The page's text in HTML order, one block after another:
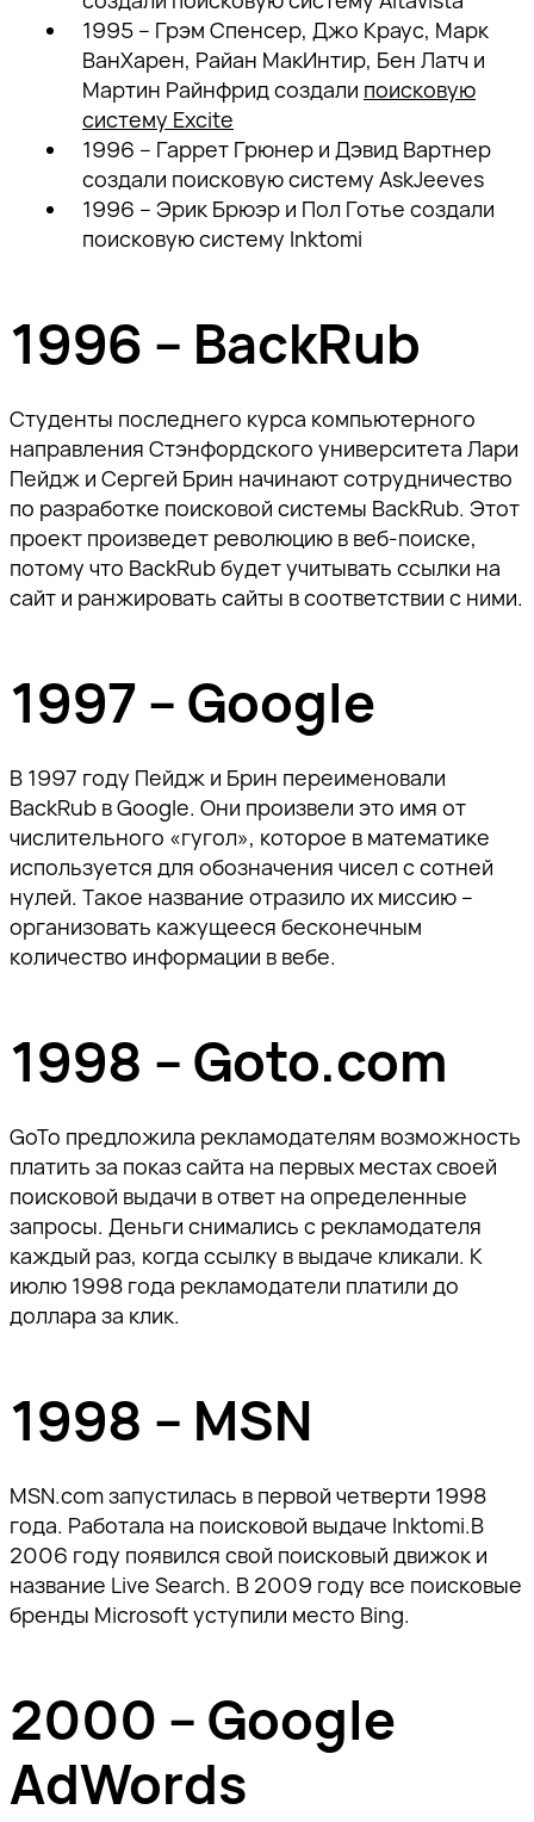
1995 – Грэм Спенсер, Джо Краус, Марк
ВанХарен, Райан МакИнтир, Бен Латч и
Мартин Райнфрид создали поисковую
систему Excite
1996 – Гаррет Грюнер и Дэвид Вартнер
создали поисковую систему AskJeeves
1996 – Эрик Брюэр и Пол Готье создали
поисковую систему Inktomi
1996 – BackRub
Студенты последнего курса компьютерного
направления Стэнфордского университета Лари
Пейдж и Сергей Брин начинают сотрудничество
по разработке поисковой системы BackRub. Этот
проект произведет революцию в веб-поиске,
потому что BackRub будет учитывать ссылки на
сайт и ранжировать сайты в соответствии с ними.
1997 – Google
В 1997 году Пейдж и Брин переименовали
BackRub в Google. Они произвели это имя от
числительного «гугол», которое в математике
используется для обозначения чисел с сотней
нулей. Такое название отразило их миссию –
организовать кажущееся бесконечным
количество информации в вебе.
1998 – Goto.com
GoTo предложила рекламодателям возможность
платить за показ сайта на первых местах своей
поисковой выдачи в ответ на определенные
запросы. Деньги снимались с рекламодателя
каждый раз, когда ссылку в выдаче кликали. К
июлю 1998 года рекламодатели платили до
доллара за клик.
1998 – MSN
MSN.com запустилась в первой четверти 1998
года. Работала на поисковой выдаче Inktomi.В
2006 году появился свой поисковый движок и
название Live Search. В 2009 году все поисковые
бренды Microsoft уступили место Bing.
2000 – Google
AdWords